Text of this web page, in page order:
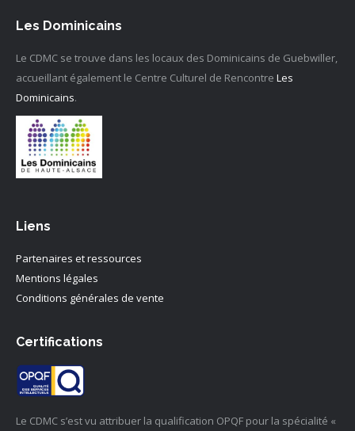
Les Dominicains
Le CDMC se trouve dans les locaux des Dominicains de Guebwiller,
accueillant également le Centre Culturel de Rencontre Les
Dominicains.
Liens
Partenaires et ressources
Mentions légales
Conditions générales de vente
Certifications
Le CDMC s’est vu attribuer la qualification OPQF pour la spécialité «